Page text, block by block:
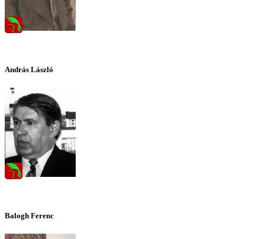
András László
Balogh Ferenc